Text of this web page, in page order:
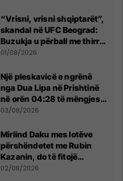
“Vrisni, vrisni shqiptarët”,
skandal në UFC Beograd:
Buzukja u përball me thirrje
anti-shqiptare nga
01/08/2026
Një pleskavicë e ngrënë
nga Dua Lipa në Prishtinë
në orën 04:28 të mëngjesit
- dhe bota digjitale serbe
03/08/2026
Mirlind Daku mes lotëve
përshëndetet me Rubin
Kazanin, do të fitojë
miliona te Spartak Moska
02/08/2026